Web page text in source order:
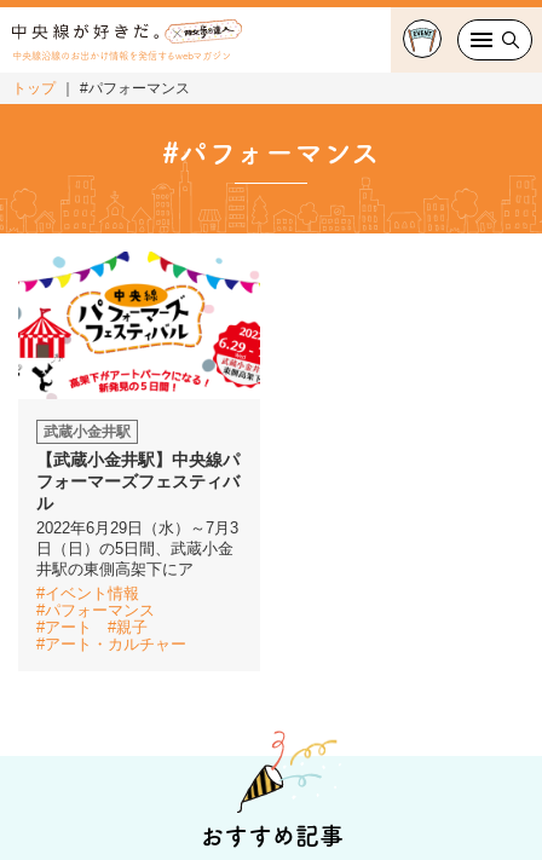
中央線沿線のお出かけ情報を発信するwebマガジン
スイーツ・テイクアウト
ショッピング
中央線カルチャー
特集
連載
中央線フェス
イベント情報
おしらせ
トップ #パフォーマンス
#パフォーマンス
武蔵小金井駅
【武蔵小金井駅】中央線パ
フォーマーズフェスティバ
ル
2022年6月29日（水）～7月3
日（日）の5日間、武蔵小金
井駅の東側高架下にア
#イベント情報
#パフォーマンス
#アート
#親子
#アート・カルチャー
おすすめ記事